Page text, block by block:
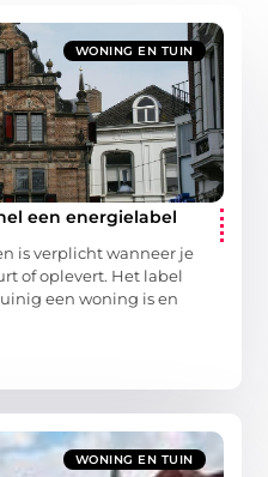
WONING EN TUIN
een energielabel
is verplicht wanneer je
of oplevert. Het label
een woning is en
WONING EN TUIN